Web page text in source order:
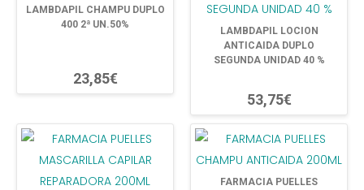
LAMBDAPIL CHAMPU DUPLO
400 2ª UN.50%
23,85€
LAMBDAPIL LOCION
ANTICAIDA DUPLO
SEGUNDA UNIDAD 40 %
53,75€
FARMACIA PUELLES